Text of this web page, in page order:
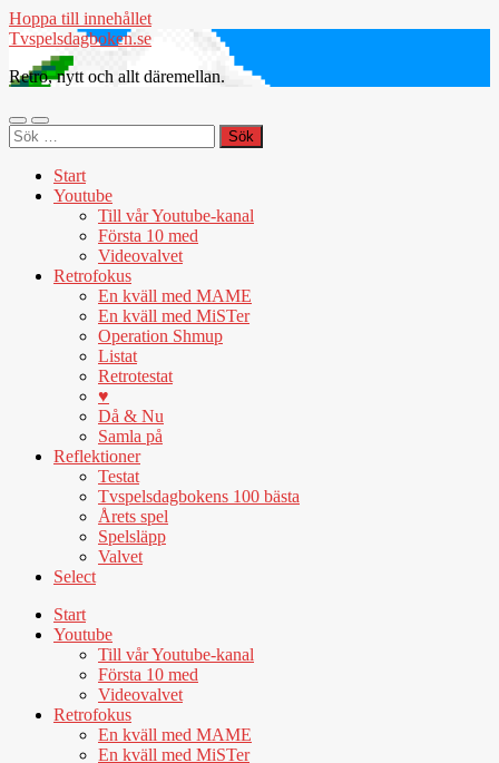
Hoppa till innehållet
Tvspelsdagboken.se
Retro, nytt och allt däremellan.
Slå
på/av
Slå
på/av
Sök
efter:
Start
Youtube
Till vår Youtube-kanal
Första 10 med
Videovalvet
Retrofokus
En kväll med MAME
En kväll med MiSTer
Operation Shmup
Listat
Retrotestat
♥
Då & Nu
Samla på
Reflektioner
Testat
Tvspelsdagbokens 100 bästa
Årets spel
Spelsläpp
Valvet
Select
Start
Youtube
Till vår Youtube-kanal
Första 10 med
Videovalvet
Retrofokus
En kväll med MAME
En kväll med MiSTer